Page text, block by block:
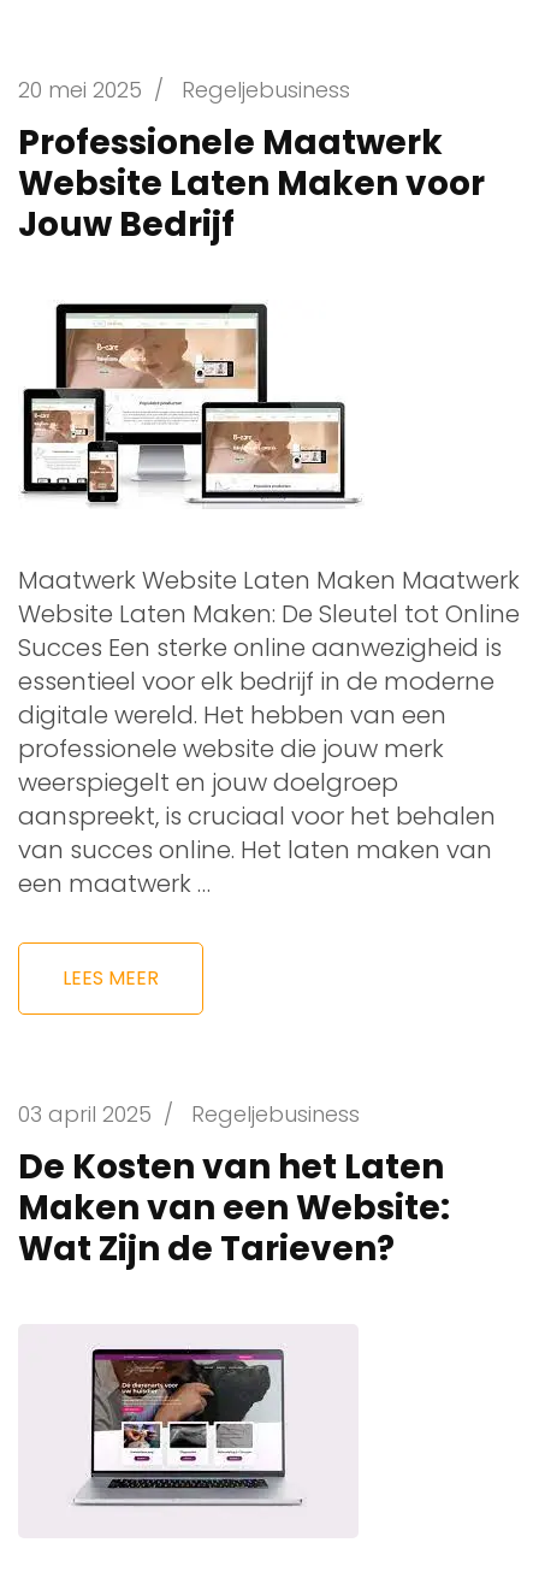
20 mei 2025 / Regeljebusiness
Professionele Maatwerk
Website Laten Maken voor
Jouw Bedrijf
Maatwerk Website Laten Maken Maatwerk
Website Laten Maken: De Sleutel tot Online
Succes Een sterke online aanwezigheid is
essentieel voor elk bedrijf in de moderne
digitale wereld. Het hebben van een
professionele website die jouw merk
weerspiegelt en jouw doelgroep
aanspreekt, is cruciaal voor het behalen
van succes online. Het laten maken van
een maatwerk …
LEES MEER
03 april 2025 / Regeljebusiness
De Kosten van het Laten
Maken van een Website:
Wat Zijn de Tarieven?